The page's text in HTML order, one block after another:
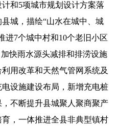
和5项城市规划设计方案落
城，描绘“山水在城中、城
进7个城中村和10个老旧小区
快雨水源头减排和排涝设施
用改革和天然气管网系统及
设施建设布局，新增充电桩
不断提升县城聚人聚商聚产
，一体推进全县非典型镇村